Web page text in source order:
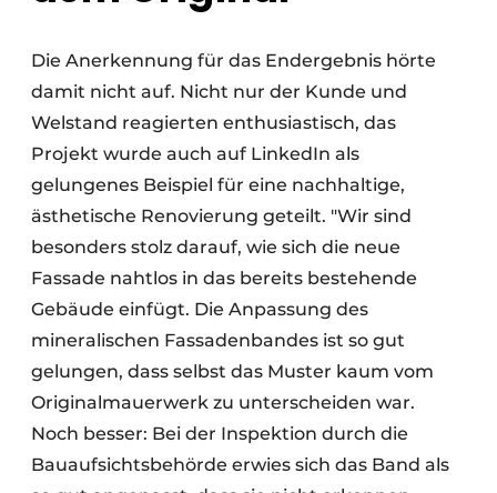
Die Anerkennung für das Endergebnis hörte
damit nicht auf. Nicht nur der Kunde und
Welstand reagierten enthusiastisch, das
Projekt wurde auch auf LinkedIn als
gelungenes Beispiel für eine nachhaltige,
ästhetische Renovierung geteilt. "Wir sind
besonders stolz darauf, wie sich die neue
Fassade nahtlos in das bereits bestehende
Gebäude einfügt. Die Anpassung des
mineralischen Fassadenbandes ist so gut
gelungen, dass selbst das Muster kaum vom
Originalmauerwerk zu unterscheiden war.
Noch besser: Bei der Inspektion durch die
Bauaufsichtsbehörde erwies sich das Band als